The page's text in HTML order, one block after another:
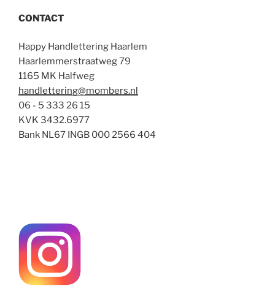
CONTACT
Happy Handlettering Haarlem
Haarlemmerstraatweg 79
1165 MK Halfweg
handlettering@mombers.nl
06 - 5 333 26 15
KVK 3432.6977
Bank NL67 INGB 000 2566 404